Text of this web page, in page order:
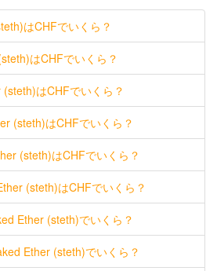
はCHFでいくら？
はCHFでいくら？
はCHFでいくら？
(steth)はCHFでいくら？
(steth)はCHFでいくら？
(steth)はCHFでいくら？
Ether (steth)でいくら？
Ether (steth)でいくら？